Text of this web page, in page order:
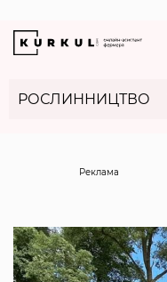
РОСЛИННИЦТВО
Реклама